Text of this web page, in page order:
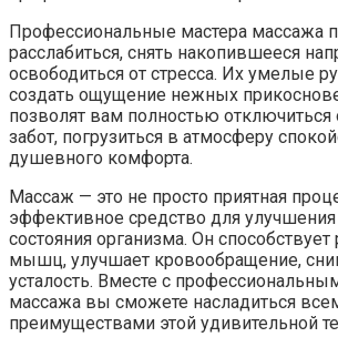
Профессиональные мастера массажа
расслабиться, снять накопившееся
освободиться от стресса. Их умелые
создать ощущение нежных
позволят вам полностью отключиться
забот, погрузиться в атмосферу
душевного комфорта.
Массаж — это не просто приятная
эффективное средство для
состояния организма. Он
мышц, улучшает кровообращение,
усталость. Вместе с
массажа вы сможете насладиться
преимуществами этой удивительной